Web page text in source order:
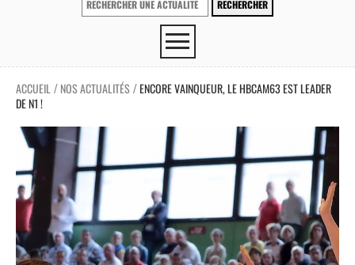
ACCUEIL / NOS ACTUALITÉS /ENCORE VAINQUEUR, LE HBCAM63 EST LEADER
DE N1 !